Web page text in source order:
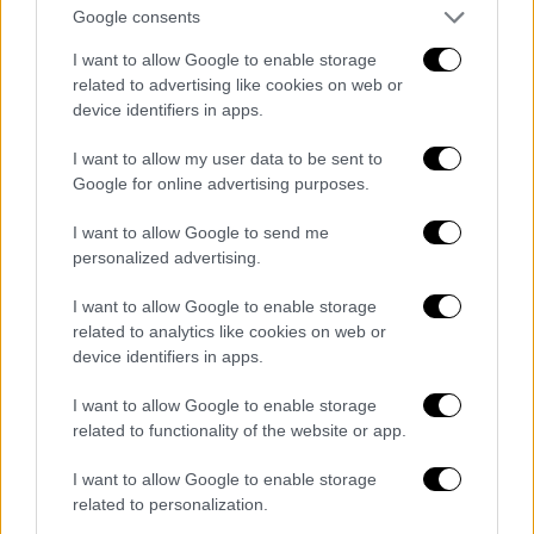
Google consents
I want to allow Google to enable storage
related to advertising like cookies on web or
device identifiers in apps.
I want to allow my user data to be sent to
Google for online advertising purposes.
I want to allow Google to send me
personalized advertising.
I want to allow Google to enable storage
related to analytics like cookies on web or
device identifiers in apps.
I want to allow Google to enable storage
related to functionality of the website or app.
I want to allow Google to enable storage
related to personalization.
αποτυπώνοντας τη
σημαντική μετατόπιση
της αγοράς
προς υψηλότερες κατηγορίες
ενοικίων Συγκεκριμένα, σχεδόν9 στις 10
διαθέσιμες κατοικίες έως 50 τ.μ.
διατίθενται φέτος με ζητούμενο μίσθωμα
άνω των 400 ευρώ τον μήνα, ενώ
περισσότερες από τις μισές
ζητούμενο μίσθωμα που ξεπερνά τα 500
ευρώ.
μεταβολή σε σχέση με τα προηγούμενα
χρόνιαείναι ιδιαίτερα ενδεικτική. Το 2024,
περίπου 8 στις 10 διαθέσιμες κατοικίες
είχαν ζητούμενο μίσθωμα άνω των 400 ευρώ,
εκ των οποίων οι4 στις 10 ξεπερνούσαν τα
500 ευρώ . Αντίστοιχα, το 2023 περίπου6
στις 10 κατοικίεςδιατίθεντο με μίσθωμα